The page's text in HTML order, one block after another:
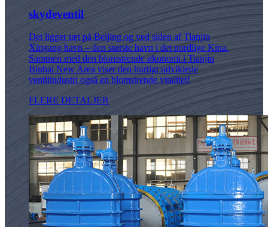
skydeventil
Det ligger tæt på Beijing og ved siden af ​​Tianjin
Xingang havn – den største havn i det nordlige Kina.
Sammen med den blomstrende økonomi i Tianjin
Binhai New Area viser den hurtigt udviklede
ventilindustri også en blomstrende vitalitet!
FLERE DETALJER